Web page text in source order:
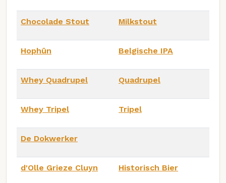
Chocolade Stout Milkstout
Hophûn Belgische IPA
Whey Quadrupel Quadrupel
Whey Tripel Tripel
De Dokwerker
d'Olle Grieze Cluyn Historisch Bier